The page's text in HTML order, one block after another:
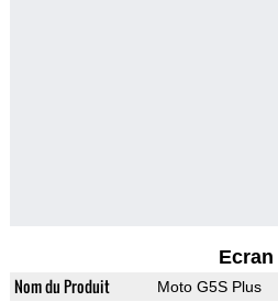
Ecran
Nom du Produit Moto G5S Plus